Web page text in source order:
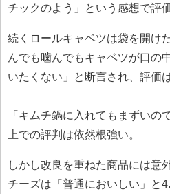
チックのよう」という感想で評
続くロールキャベツは袋を開け
んでも噛んでもキャベツが口の
いたくない」と断言され、評価
「キムチ鍋に入れてもまずいの
上での評判は依然根強い。
しかし改良を重ねた商品には意
チーズは「普通においしい」と